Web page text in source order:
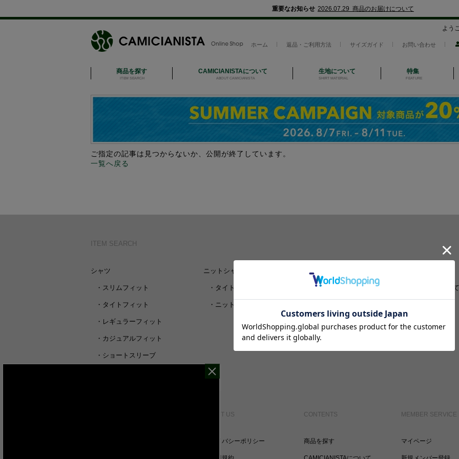
重要なお知らせ 2026.07.29 商品のお届けについて
よう
ホーム 返品・ご利用方法 サイズガイド お問い合わせ
商品を探す
ITEM SEARCH
CAMICIANISTAについて
ABOUT CAMICIANISTA
生地について
SHIRT MATERIAL
特集
FEATURE
ご指定の記事は見つからないか、公開が終了しています。
一覧へ戻る
ITEM SEARCH
シャツ
・ スリムフィット
・ タイトフィット
・ レギュラーフィット
・ カジュアルフィット
・ ショートスリーブ
ニットシャツ
・ タイトフィット
・ ニットシャツすべて
袖丈
・半袖すべて
ジャケット
ネクタイすべて
ABOUT US
プライバシーポリシー
CONTENTS
商品を探す
MEMBER SERVICE
マイページ